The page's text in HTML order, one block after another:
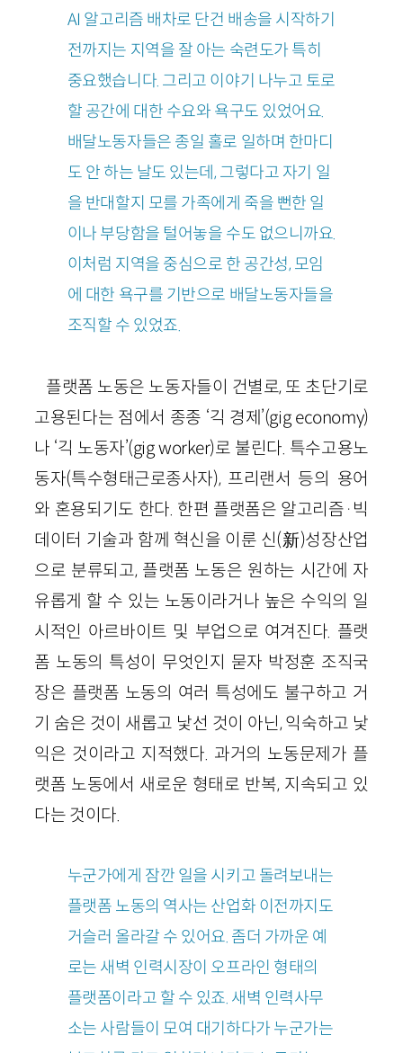
AI 알고리즘 배차로 단건 배송을 시작하기
전까지는 지역을 잘 아는 숙련도가 특히
중요했습니다. 그리고 이야기 나누고 토로
할 공간에 대한 수요와 욕구도 있었어요.
배달노동자들은 종일 홀로 일하며 한마디
도 안 하는 날도 있는데, 그렇다고 자기 일
을 반대할지 모를 가족에게 죽을 뻔한 일
이나 부당함을 털어놓을 수도 없으니까요.
이처럼 지역을 중심으로 한 공간성, 모임
에 대한 욕구를 기반으로 배달노동자들을
조직할 수 있었죠.
플랫폼 노동은 노동자들이 건별로, 또 초단기로
고용된다는 점에서 종종 ‘긱 경제’(gig economy)
나 ‘긱 노동자’(gig worker)로 불린다. 특수고용노
동자(특수형태근로종사자), 프리랜서 등의 용어
와 혼용되기도 한다. 한편 플랫폼은 알고리즘·빅
데이터 기술과 함께 혁신을 이룬 신(新)성장산업
으로 분류되고, 플랫폼 노동은 원하는 시간에 자
유롭게 할 수 있는 노동이라거나 높은 수익의 일
시적인 아르바이트 및 부업으로 여겨진다. 플랫
폼 노동의 특성이 무엇인지 묻자 박정훈 조직국
장은 플랫폼 노동의 여러 특성에도 불구하고 거
기 숨은 것이 새롭고 낯선 것이 아닌, 익숙하고 낯
익은 것이라고 지적했다. 과거의 노동문제가 플
랫폼 노동에서 새로운 형태로 반복, 지속되고 있
다는 것이다.
누군가에게 잠깐 일을 시키고 돌려보내는
플랫폼 노동의 역사는 산업화 이전까지도
거슬러 올라갈 수 있어요. 좀더 가까운 예
로는 새벽 인력시장이 오프라인 형태의
플랫폼이라고 할 수 있죠. 새벽 인력사무
소는 사람들이 모여 대기하다가 누군가는